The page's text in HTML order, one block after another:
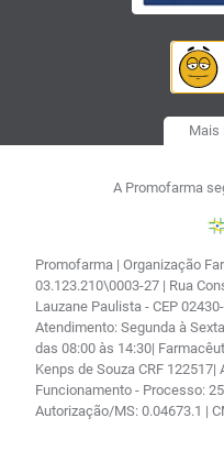
Mais
A Promofarma
Promofarma | Organização
03.123.210\0003-27 | Rua
Lauzane Paulista - CEP
Atendimento: Segunda à
das 08:00 às 14:30|
Kenps de Souza CRF 122517|
Funcionamento - Processo:
Autorização/MS: 0.04673.1 |